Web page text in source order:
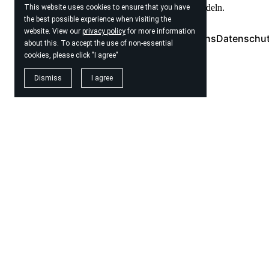
This website uses cookies to ensure that you have
the best possible experience when visiting the
website. View our privacy policyfor more information
about this. To accept the use of non-essential
cookies, please click "I agree"
Dismiss I agree
einer Werbeaktion in Kunden zu verwandeln.
HomeKontaktieren Sie uns Über uns
© 2026 Seo Agentur Zurich